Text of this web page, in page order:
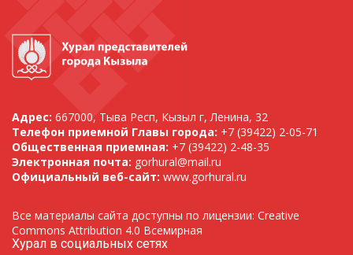
Адрес: 667000, Тыва Респ, Кызыл г, Ленина, 32
Телефон приемной Главы города: +7 (39422) 2-05-71
Общественная приемная: +7 (39422) 2-48-35
Электронная почта: gorhural@mail.ru
Официальный веб-сайт: www.gorhural.ru
Все материалы сайта доступны по лицензии: Creative
Commons Attribution 4.0 Всемирная
Хурал в социальных сетях